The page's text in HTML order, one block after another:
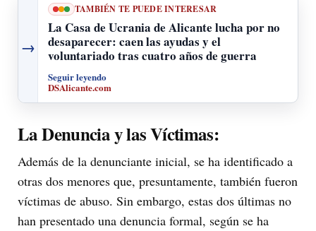
→
TAMBIÉN TE PUEDE INTERESAR
La Casa de Ucrania de Alicante lucha por no
desaparecer: caen las ayudas y el
voluntariado tras cuatro años de guerra
Seguir leyendo
DSAlicante.com
La Denuncia y las Víctimas:
Además de la denunciante inicial, se ha identificado a
otras dos menores que, presuntamente, también fueron
víctimas de abuso. Sin embargo, estas dos últimas no
han presentado una denuncia formal, según se ha